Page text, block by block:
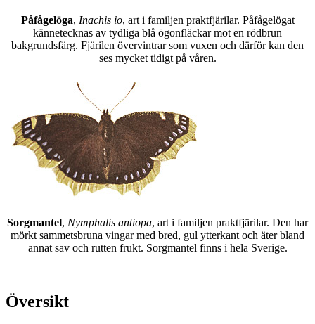
Påfågelöga, Inachis io, art i familjen praktfjärilar. Påfågelögat
kännetecknas av tydliga blå ögonfläckar mot en rödbrun
bakgrundsfärg. Fjärilen övervintrar som vuxen och därför kan den
ses mycket tidigt på våren.
Sorgmantel, Nymphalis antiopa, art i familjen praktfjärilar. Den har
mörkt sammetsbruna vingar med bred, gul ytterkant och äter bland
annat sav och rutten frukt. Sorgmantel finns i hela Sverige.
Översikt